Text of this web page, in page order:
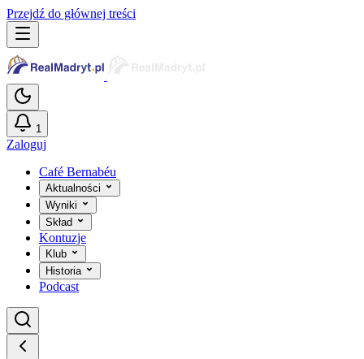
Przejdź do głównej treści
1
Zaloguj
Café Bernabéu
Aktualności
Wyniki
Skład
Kontuzje
Klub
Historia
Podcast